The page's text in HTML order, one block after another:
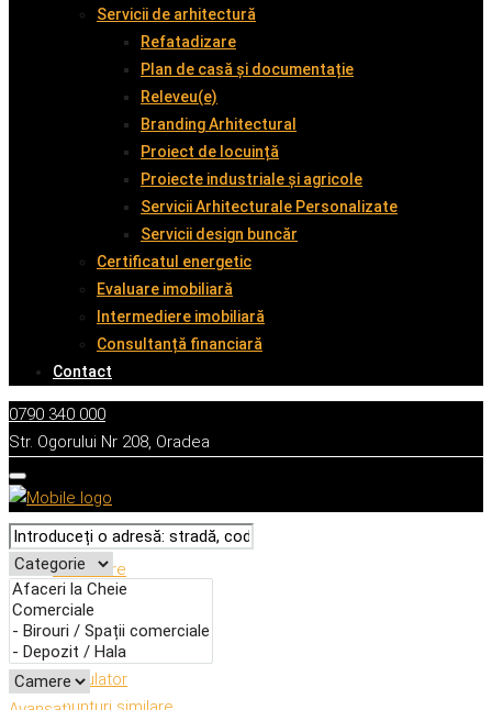
Servicii de arhitectură
Refatadizare
Plan de casă și documentație
Releveu(e)
Branding Arhitectural
Proiect de locuință
Proiecte industriale și agricole
Servicii Arhitecturale Personalizate
Servicii design buncăr
Certificatul energetic
Evaluare imobiliară
Intermediere imobiliară
Consultanță financiară
Contact
0790 340 000
Str. Ogorului Nr 208, Oradea
Descriere
Caracteristici
Adresă
Detalii
Calculator